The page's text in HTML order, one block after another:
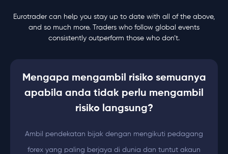
Eurotrader can help you stay up to date with all of the above,
and so much more. Traders who follow global events
consistently outperform those who don’t.
Mengapa mengambil risiko semuanya
apabila anda tidak perlu mengambil
risiko langsung?
Ambil pendekatan bijak dengan mengikuti pedagang
forex yang paling berjaya di dunia dan tuntut akaun